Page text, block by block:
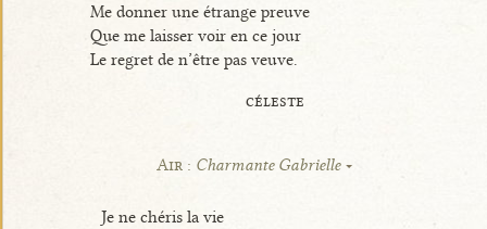
Me donner une étrange preuve
Que me laisser voir en ce jour
Le regret de n’être pas veuve.
céleste
Air : Charmante Gabrielle
Je ne chéris la vie